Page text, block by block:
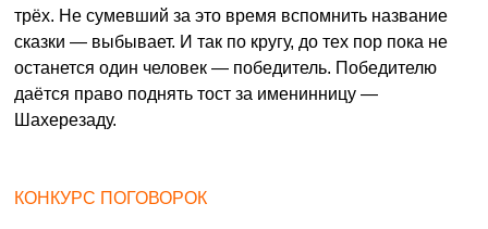
трёх. Не сумевший за это время вспомнить название
сказки — выбывает. И так по кругу, до тех пор пока не
останется один человек — победитель. Победителю
даётся право поднять тост за именинницу —
Шахерезаду.
КОНКУРС ПОГОВОРОК